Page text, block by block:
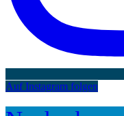
Auf Instagram folgen